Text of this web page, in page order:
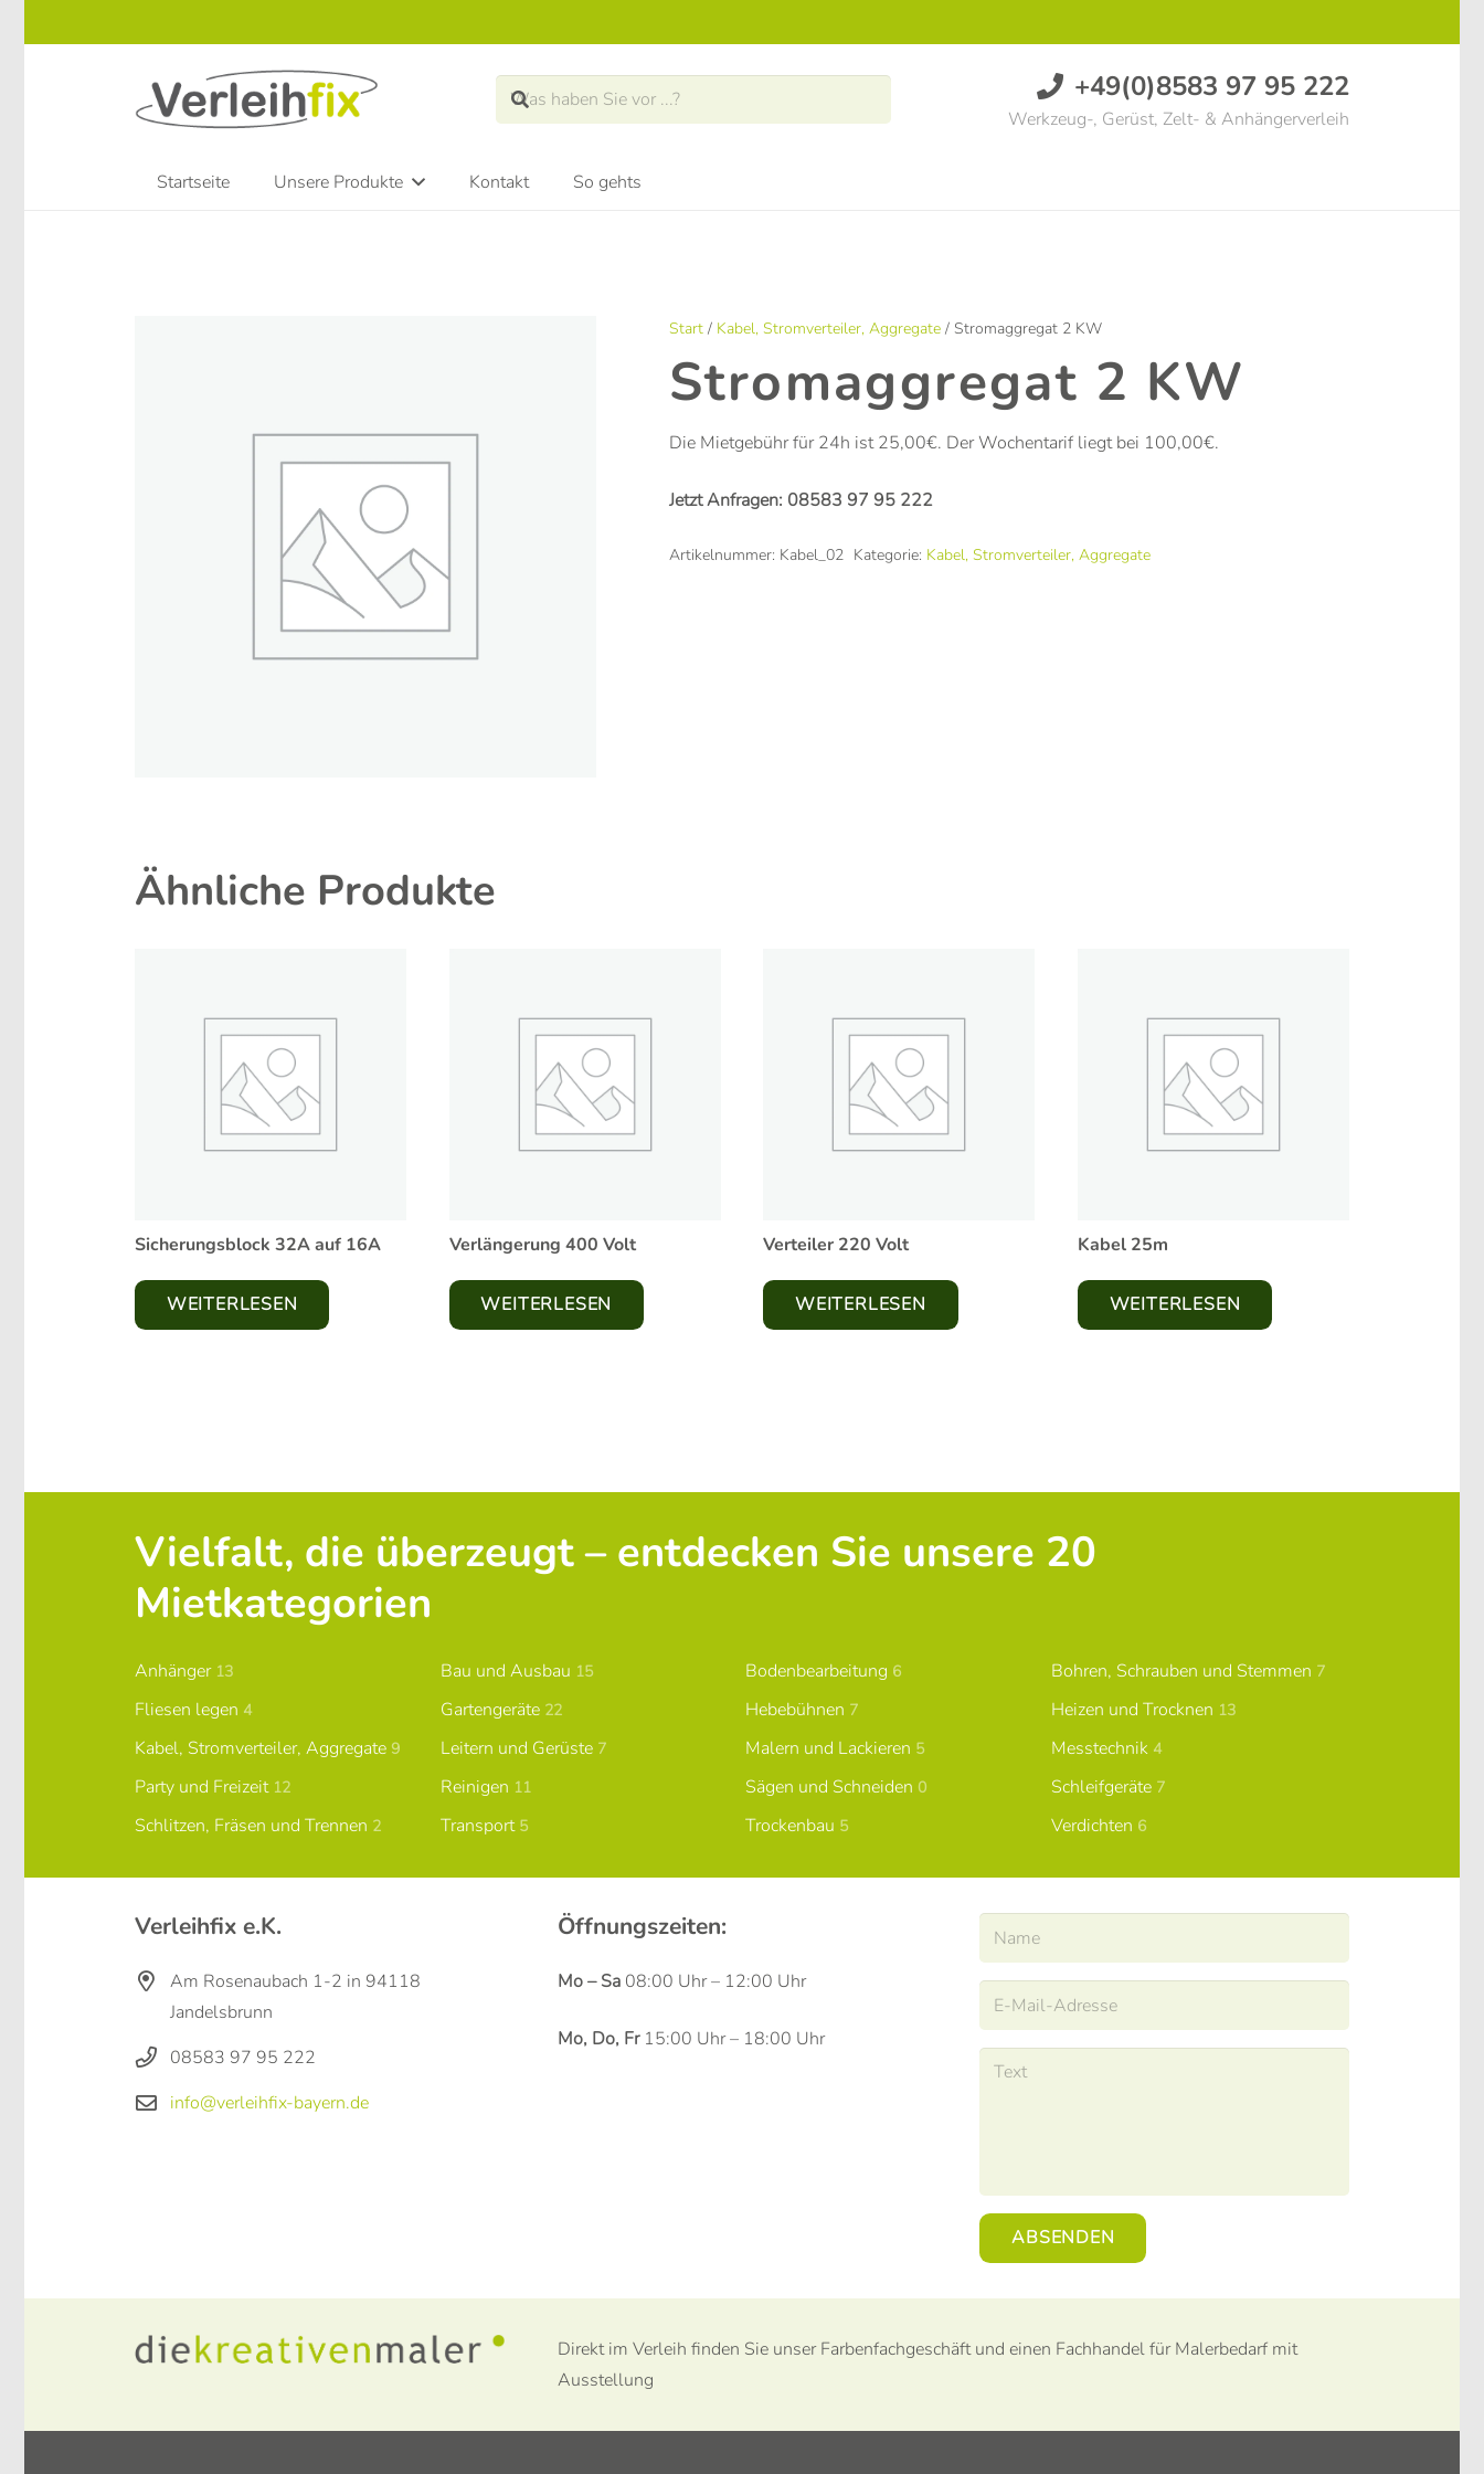
+49(0)8583 97 95 222
Werkzeug-, Gerüst, Zelt- & Anhängerverleih
Startseite Unsere Produkte Kontakt So gehts
Start / Kabel, Stromverteiler, Aggregate / Stromaggregat 2 KW
Stromaggregat 2 KW
Die Mietgebühr für 24h ist 25,00€. Der Wochentarif liegt bei 100,00€.
Jetzt Anfragen: 08583 97 95 222
Artikelnummer: Kabel_02 Kategorie: Kabel, Stromverteiler, Aggregate
Ähnliche Produkte
Sicherungsblock 32A auf 16A
WEITERLESEN
Verlängerung 400 Volt
WEITERLESEN
Verteiler 220 Volt
WEITERLESEN
Kabel 25m
WEITERLESEN
Vielfalt, die überzeugt – entdecken Sie unsere 20
Mietkategorien
Anhänger 13 Bau und Ausbau 15 Bodenbearbeitung 6 Bohren, Schrauben und Stemmen 7
Fliesen legen 4 Gartengeräte 22 Hebebühnen 7 Heizen und Trocknen 13
Kabel, Stromverteiler, Aggregate 9 Leitern und Gerüste 7 Malern und Lackieren 5 Messtechnik 4
Party und Freizeit 12 Reinigen 11 Sägen und Schneiden 0 Schleifgeräte 7
Schlitzen, Fräsen und Trennen 2 Transport 5 Trockenbau 5 Verdichten 6
Verleihfix e.K.
Am Rosenaubach 1-2 in 94118
Jandelsbrunn
08583 97 95 222
info@verleihfix-bayern.de
Öffnungszeiten:
Mo – Sa08:00 Uhr – 12:00 Uhr
Mo, Do, Fr15:00 Uhr – 18:00 Uhr
ABSENDEN
Direkt im Verleih finden Sie unser Farbenfachgeschäft und einen Fachhandel für Malerbedarf mit
Ausstellung